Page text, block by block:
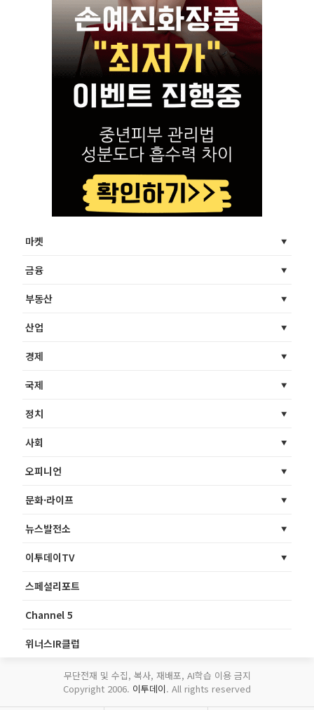
마켓
금융
부동산
산업
경제
국제
정치
사회
오피니언
문화·라이프
뉴스발전소
이투데이TV
스페셜리포트
Channel 5
위너스IR클럽
무단전재 및 수집, 복사, 재배포, AI학습 이용 금지
Copyright 2006. 이투데이. All rights reserved